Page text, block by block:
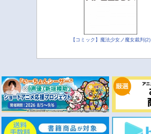
【コミック】魔法少女ノ魔女裁判(2)